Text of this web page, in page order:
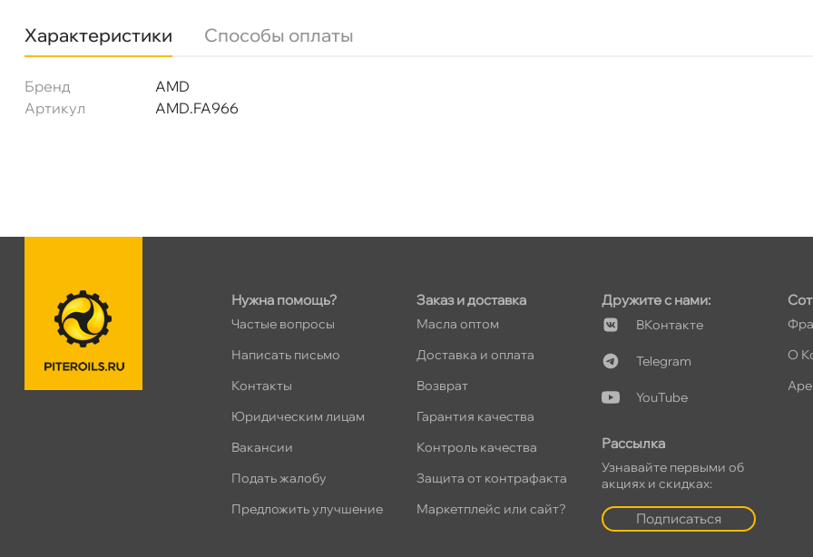
Характеристики Способы оплаты
Бренд
AMD
Артикул
AMD.FA966
Сегодня, бесплатно
Богатырский пр. 12
10:00 – 21:00
Сегодня, бесплатно
пр.Науки 10к1 (2 этаж)
ПН–ВС
Сегодня, бесплатно
Ленинский пр. 92 к.1
Нужна помощь?
Частые вопросы
Написать письмо
Контакты
Юридическим лицам
акансии
Подать жалобу
Предложить улучшение
Заказ и доставка
Масла оптом
Доставка и оплата
озврат
Гарантия качества
Контроль качества
Защита от контрафакта
Маркетплейс или сайт?
Дружите с нами:
Контакте
Telegram
YouTube
Рассылка
Узнавайте первыми о
акциях и скидках:
Подписаться
О